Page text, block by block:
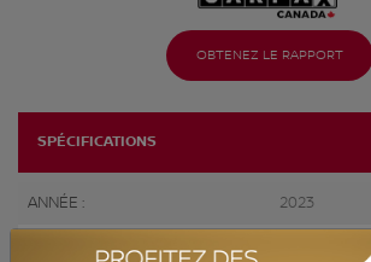
OBTENEZ LE RAPPORT
SPÉCIFICATIONS
ANNÉE : 2023